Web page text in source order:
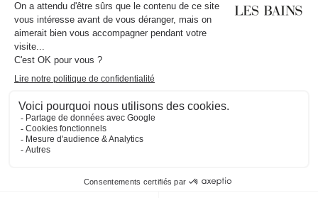
Route D'Arles, D570
13460 Saintes-Maries-de-la-Mer
‍+33490978888